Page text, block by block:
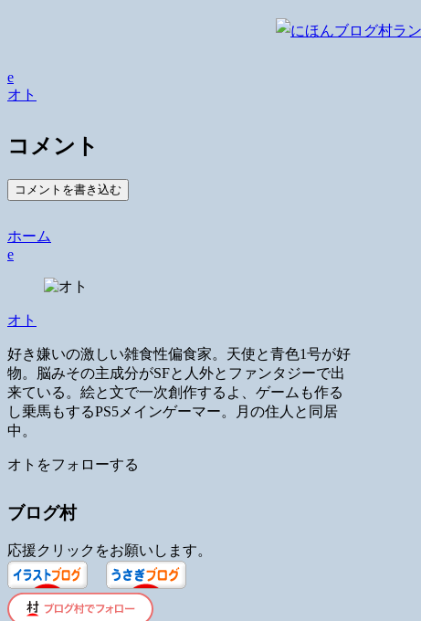
e
オト
コメント
コメントを書き込む
ホーム
e
オト
好き嫌いの激しい雑食性偏食家。天使と青色1号が好
物。脳みその主成分がSFと人外とファンタジーで出
来ている。絵と文で一次創作するよ、ゲームも作る
し乗馬もするPS5メインゲーマー。月の住人と同居
中。
オトをフォローする
ブログ村
応援クリックをお願いします。